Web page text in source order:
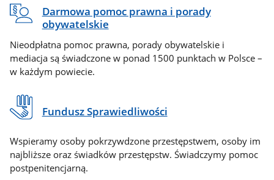
Darmowa pomoc prawna i porady
obywatelskie
Nieodpłatna pomoc prawna, porady obywatelskie i
mediacja są świadczone w ponad 1500 punktach w Polsce –
w każdym powiecie.
Fundusz Sprawiedliwości
Wspieramy osoby pokrzywdzone przestępstwem, osoby im
najbliższe oraz świadków przestępstw. Świadczymy pomoc
postpenitencjarną.